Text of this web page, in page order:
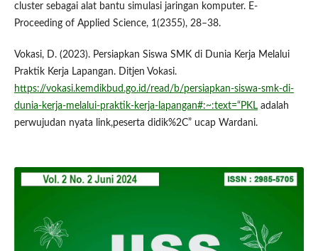
cluster sebagai alat bantu simulasi jaringan komputer. E-
Proceeding of Applied Science, 1(2355), 28–38.
Vokasi, D. (2023). Persiapkan Siswa SMK di Dunia Kerja Melalui
Praktik Kerja Lapangan. Ditjen Vokasi.
https://vokasi.kemdikbud.go.id/read/b/persiapkan-siswa-smk-di-
dunia-kerja-melalui-praktik-kerja-lapangan#:~:text=“PKLadalah
perwujudan nyata link,peserta didik%2C” ucap Wardani.